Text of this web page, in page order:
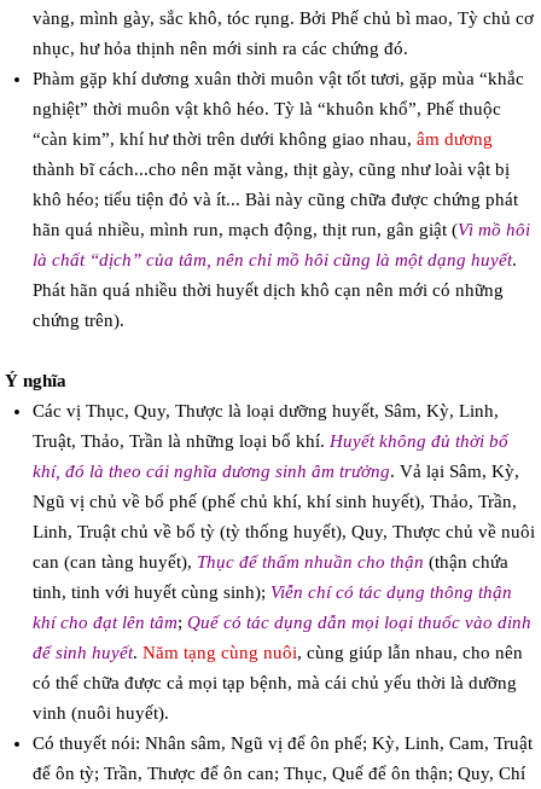
vàng, mình gày, sắc khô, tóc rụng. Bởi Phế chủ bì mao, Tỳ chủ cơ
nhục, hư hỏa thịnh nên mới sinh ra các chứng đó.
Phàm gặp khí dương xuân thời muôn vật tốt tươi, gặp mùa “khắc
nghiệt” thời muôn vật khô héo. Tỳ là “khuôn khổ”, Phế thuộc
“càn kim”, khí hư thời trên dưới không giao nhau, âm dương
thành bĩ cách...cho nên mặt vàng, thịt gày, cũng như loài vật bị
khô héo; tiểu tiện đỏ và ít... Bài này cũng chữa được chứng phát
hãn quá nhiều, mình run, mạch động, thịt run, gân giật (Vì mồ hôi
là chất “dịch” của tâm, nên chỉ mồ hôi cũng là một dạng huyết.
Phát hãn quá nhiều thời huyết dịch khô cạn nên mới có những
chứng trên).
Ý nghĩa
Các vị Thục, Quy, Thược là loại dưỡng huyết, Sâm, Kỳ, Linh,
Truật, Thảo, Trần là những loại bổ khí. Huyết không đủ thời bổ
khí, đó là theo cái nghĩa dương sinh âm trưởng. Vả lại Sâm, Kỳ,
Ngũ vị chủ về bổ phế (phế chủ khí, khí sinh huyết), Thảo, Trần,
Linh, Truật chủ về bổ tỳ (tỳ thống huyết), Quy, Thược chủ về nuôi
can (can tàng huyết), Thục để thấm nhuần cho thận (thận chứa
tinh, tinh với huyết cùng sinh); Viễn chí có tác dụng thông thận
khí cho đạt lên tâm; Quế có tác dụng dẫn mọi loại thuốc vào dinh
để sinh huyết. Năm tạng cùng nuôi, cùng giúp lẫn nhau, cho nên
có thể chữa được cả mọi tạp bệnh, mà cái chủ yếu thời là dưỡng
vinh (nuôi huyết).
Có thuyết nói: Nhân sâm, Ngũ vị để ôn phế; Kỳ, Linh, Cam, Truật
để ôn tỳ; Trần, Thược để ôn can; Thục, Quế để ôn thận; Quy, Chí